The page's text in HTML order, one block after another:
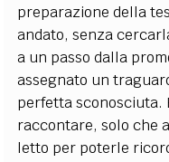
preparazione della
andato, senza
a un passo dalla
assegnato un
perfetta sconosciuta.
raccontare, solo che
letto per poterle